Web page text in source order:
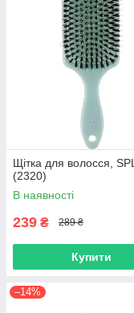
Щітка для волосся, SPL
(2320)
В наявності
239 ₴ 289 ₴
Купити
–14%